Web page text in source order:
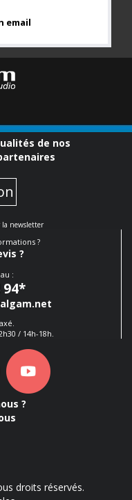
email
de nos
la newsletter
?
?
:
94*
/ 14h-18h.
?
droits réservés.